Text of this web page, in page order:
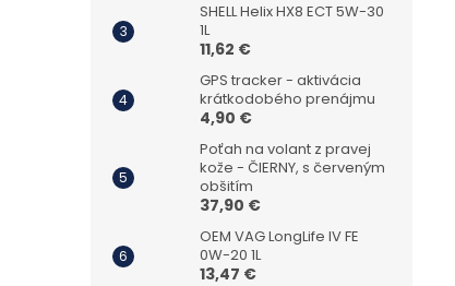
SHELL Helix HX8 ECT 5W-30
1L
11,62 €
GPS tracker - aktivácia
krátkodobého prenájmu
4,90 €
Poťah na volant z pravej
kože - ČIERNY, s červeným
obšitím
37,90 €
OEM VAG LongLife IV FE
0W-20 1L
13,47 €